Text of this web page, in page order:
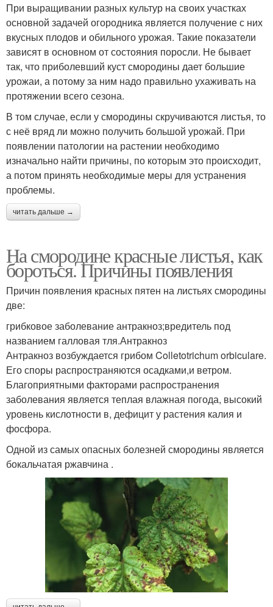
При выращивании разных культур на своих участках
основной задачей огородника является получение с них
вкусных плодов и обильного урожая. Такие показатели
зависят в основном от состояния поросли. Не бывает
так, что приболевший куст смородины дает большие
урожаи, а потому за ним надо правильно ухаживать на
протяжении всего сезона.
В том случае, если у смородины скручиваются листья, то
с неё вряд ли можно получить большой урожай. При
появлении патологии на растении необходимо
изначально найти причины, по которым это происходит,
а потом принять необходимые меры для устранения
проблемы.
читать дальше →
На смородине красные листья, как
бороться. Причины появления
Причин появления красных пятен на листьях смородины
две:
грибковое заболевание антракноз;вредитель под
названием галловая тля.Антракноз
Антракноз возбуждается грибом Colletotrichum orbiculare.
Его споры распространяются осадками,и ветром.
Благоприятными факторами распространения
заболевания является теплая влажная погода, высокий
уровень кислотности в, дефицит у растения калия и
фосфора.
Одной из самых опасных болезней смородины является
бокальчатая ржавчина .